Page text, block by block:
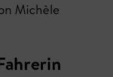
Michèle